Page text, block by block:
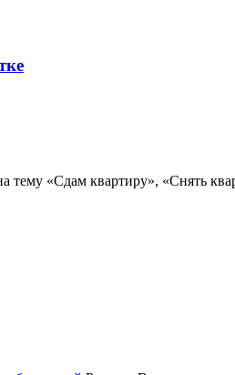
тему «Сдам квартиру», «Снять